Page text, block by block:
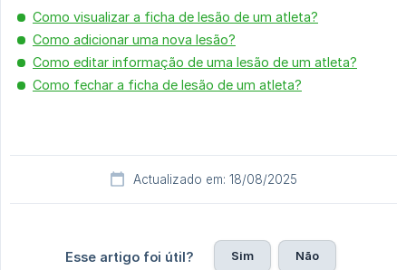
Como visualizar a ficha de lesão de um atleta?
Como adicionar uma nova lesão?
Como editar informação de uma lesão de um atleta?
Como fechar a ficha de lesão de um atleta?
Actualizado em: 18/08/2025
Esse artigo foi útil? Sim Não